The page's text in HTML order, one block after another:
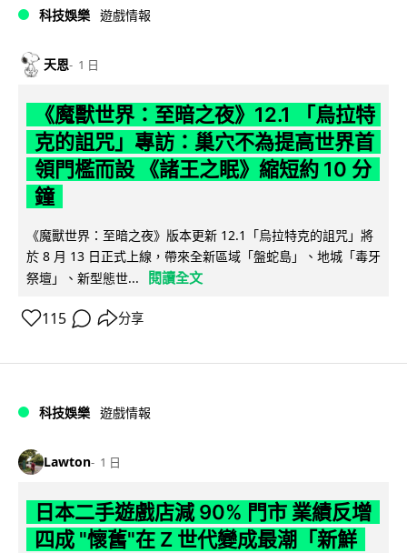
科技娛樂 遊戲情報
天恩 1 日
《魔獸世界：至暗之夜》12.1 「烏拉特
克的詛咒」專訪：巢穴不為提高世界首
領門檻而設 《諸王之眠》縮短約 10 分
鐘
《魔獸世界：至暗之夜》版本更新 12.1「烏拉特克的詛咒」將
於 8 月 13 日正式上線，帶來全新區域「盤蛇島」、地城「毒牙
祭壇」、新型態世...
閱讀全文
115 分享
科技娛樂 遊戲情報
Lawton 1 日
日本二手遊戲店減 90% 門市 業績反增
四成 "懷舊"在 Z 世代變成最潮「新鮮